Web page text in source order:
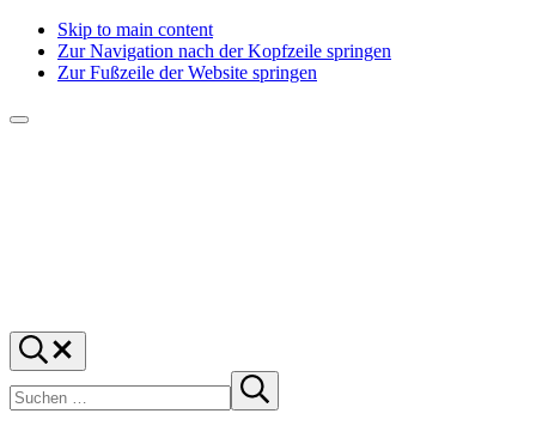
Skip to main content
Zur Navigation nach der Kopfzeile springen
Zur Fußzeile der Website springen
Menü
f1rstlife
Und
was
denkst
du?
Suchen
…
Suche
starten